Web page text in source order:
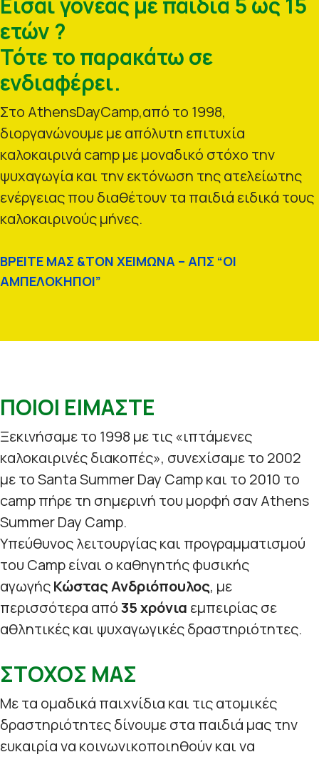
ετών ?
Τότε το παρακάτω σε
ενδιαφέρει.
Στο AthensDayCamp,από το 1998,
διοργανώνουμε με απόλυτη επιτυχία
καλοκαιρινά camp με μοναδικό στόχο την
ψυχαγωγία και την εκτόνωση της ατελείωτης
ενέργειας που διαθέτουν τα παιδιά ειδικά τους
καλοκαιρινούς μήνες.
ΒΡΕΙΤΕ ΜΑΣ &ΤΟΝ ΧΕΙΜΩΝΑ – ΑΠΣ “ΟΙ
ΑΜΠΕΛΟΚΗΠΟΙ”
ΠΟΙΟΙ ΕΙΜΑΣΤΕ
Ξεκινήσαμε το 1998 με τις «ιπτάμενες
καλοκαιρινές διακοπές», συνεχίσαμε το 2002
με το Santa Summer Day Camp και το 2010 το
camp πήρε τη σημερινή του μορφή σαν Athens
Summer Day Camp.
Υπεύθυνος λειτουργίας και προγραμματισμού
του Camp είναι ο καθηγητής φυσικής
αγωγήςΚώστας Ανδριόπουλος, με
περισσότερα από35 χρόνια εμπειρίας σε
αθλητικές και ψυχαγωγικές δραστηριότητες.
ΣΤΟΧΟΣ ΜΑΣ
Με τα ομαδικά παιχνίδια και τις ατομικές
δραστηριότητες δίνουμε στα παιδιά μας την
ευκαιρία να κοινωνικοποιηθούν και να